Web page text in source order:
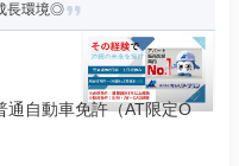
長環境◎
自動車免許（AT限定O